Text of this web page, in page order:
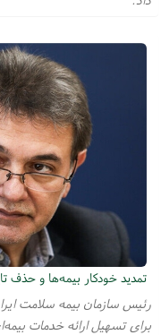
تمدید خودکار بیمه‌ها و حذف
رئیس سازمان بیمه سلامت
برای تسهیل ارائه خدمات